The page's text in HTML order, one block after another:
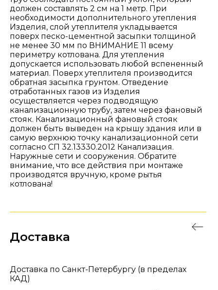
должен составлять 2 см на 1 метр. При
необходимости дополнительного утепления
Изделия, слой утеплителя укладывается
поверх песко-цементной засыпки толщиной
не менее 30 мм по ВНИМАНИЕ 11 всему
периметру котлована. Для утепления
допускается использовать любой вспененный
материал. Поверх утеплителя производится
обратная засыпка грунтом. Отведение
отработанных газов из Изделия
осуществляется через подводящую
канализационную трубу, затем через фановый
стояк. Канализационный фановый стояк
должен быть выведен на крышу здания или в
самую верхнюю точку канализационной сети
согласно СП 32.13330.2012 Канализация.
Наружные сети и сооружения. Обратите
внимание, что все действия при монтаже
производятся вручную, кроме рытья
котлована!
Доставка
Доставка по Санкт-Петербургу (в пределах
КАД)